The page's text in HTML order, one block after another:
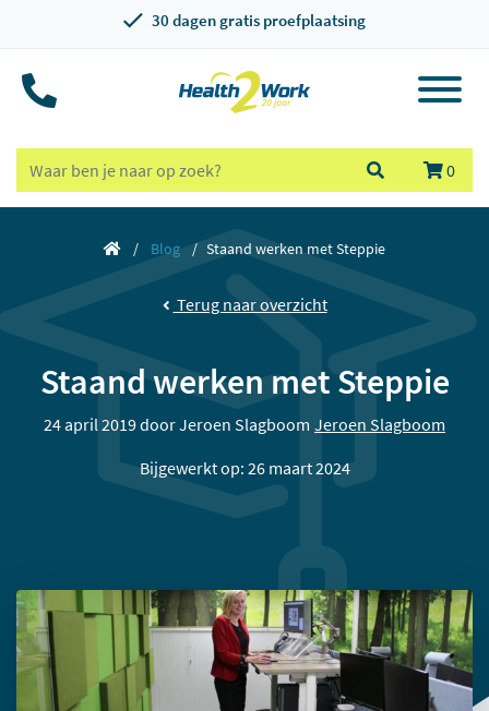
30 dagen gratis proefplaatsing
0
Blog Staand werken met Steppie
Terug naar overzicht
Staand werken met Steppie
24 april 2019 doorJeroen Slagboom Jeroen Slagboom
Bijgewerkt op: 26 maart 2024